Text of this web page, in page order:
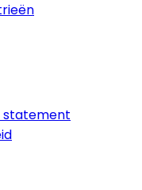
statement